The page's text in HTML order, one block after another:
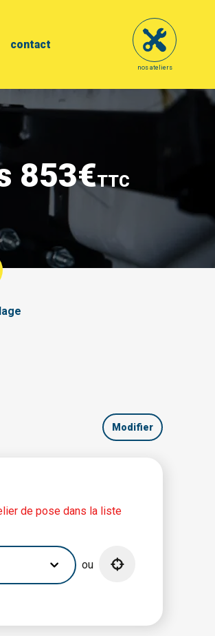
contact
nos ateliers
853€TTC
Modifier
de pose dans la liste
ou